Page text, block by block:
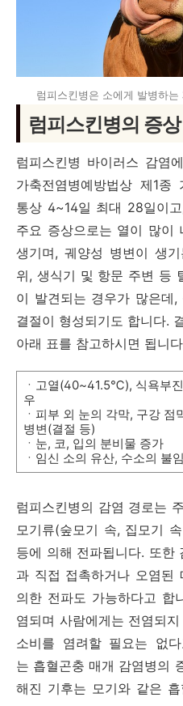
럼피스킨병은 소에게 발병하
럼피스킨병의 증
럼피스킨병 바이러스 감염
가축전염병예방법상 제1종
통상 4~14일 최대 28일이
주요 증상으로는 열이 많이
생기며, 궤양성 병변이 생
위, 생식기 및 항문 주변 등
이 발견되는 경우가 많은데
결절이 형성되기도 합니다.
아래 표를 참고하시면 됩니
ㆍ고열(40~41.5℃), 식욕부
우
ㆍ​피부 외 눈의 각막, 구강
병변(결절 등)
ㆍ눈, 코, 입의 분비물 증가
ㆍ임신 소의 유산, 수소의 불임
럼피스킨병의 감염 경로는
모기류(숲모기 속, 집모기
등에 의해 전파됩니다. 또한
과 직접 접촉하거나 오염된
의한 전파도 가능하다고 합
염되며 사람에게는 전염되
소비를 염려할 필요는 없
는 흡혈곤충 매개 감염병의
해진 기후는 모기와 같은